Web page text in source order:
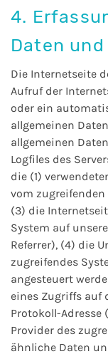
4.
Daten
Die Internetseite
Aufruf der
oder ein
allgemeinen
allgemeinen
Logfiles des
die (1)
vom zugreifenden
(3) die
System auf
Referrer), (4) die
zugreifendes
angesteuert
eines Zugriffs auf
Protokoll-Adresse
Provider des
ähnliche Daten